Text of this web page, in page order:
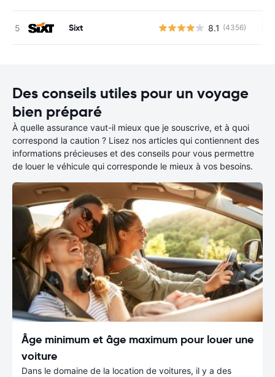
Sixt 8.1 (4356)
Des conseils utiles pour un voyage
bien préparé
À quelle assurance vaut-il mieux que je souscrive, et à quoi
correspond la caution ? Lisez nos articles qui contiennent des
informations précieuses et des conseils pour vous permettre
de louer le véhicule qui corresponde le mieux à vos besoins.
Âge minimum et âge maximum pour louer une
voiture
Dans le domaine de la location de voitures, il y a des